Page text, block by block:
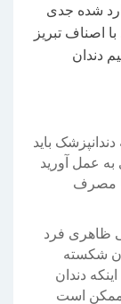
شده جدی
اصناف تبریز
دندان
باید
عمل آورید
مصرف
ظاهری فرد
شکسته
دندان
ممکن است